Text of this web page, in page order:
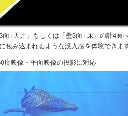
面+天井」もしくは「壁3面+床」の計4面
包み込まれるような没入感を体験できます
度映像・平面映像の投影に対応